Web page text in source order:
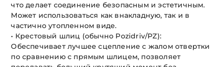
что делает соединение безопасным и эстетичным.
Может использоваться как внакладную, так и в
частично утопленном виде.
• Крестовый шлиц (обычно Pozidriv/PZ):
Обеспечивает лучшее сцепление с жалом отвертки
по сравнению с прямым шлицем, позволяет